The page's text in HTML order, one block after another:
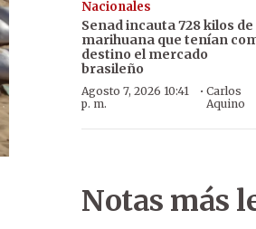
Nacionales
Senad incauta 728 kilos de
marihuana que tenían
destino el mercado
brasileño
Agosto 7, 2026 10:41
p. m.
· Carlos
Aquino
Notas más